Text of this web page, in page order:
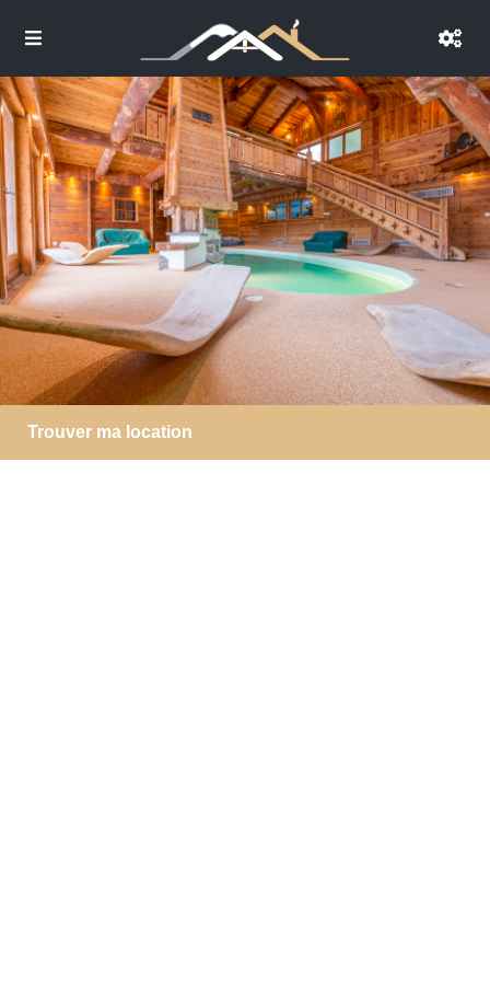
Trouver ma location